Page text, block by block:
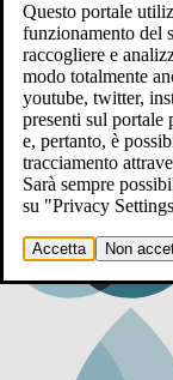
Questo portale
funzionamento del
raccogliere e
modo totalmente
youtube, twitter,
presenti sul portale
e, pertanto, è
tracciamento
Sarà sempre
su "Privacy
Accetta Non